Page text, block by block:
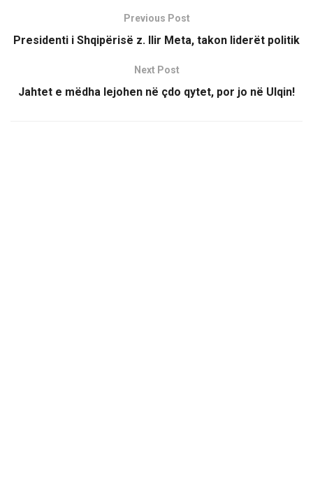
Previous Post
Presidenti i Shqipërisë z. Ilir Meta, takon liderët politik
Next Post
Jahtet e mëdha lejohen në çdo qytet, por jo në Ulqin!